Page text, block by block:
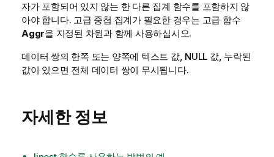
자가 포함되어 있지 않는 한 다른 집계 함수를 포함하지 않
아야 합니다. 고급 중첩 집계가 필요한 경우는 고급 함수
Aggr을 지정된 차원과 함께 사용하십시오.
데이터 쌍의 한쪽 또는 양쪽에 텍스트 값, NULL 값, 누락된
값이 있으면 전체 데이터 쌍이 무시됩니다.
자세한 정보